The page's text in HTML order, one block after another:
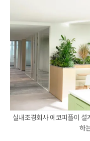
실내조경회사 에코피플이
하